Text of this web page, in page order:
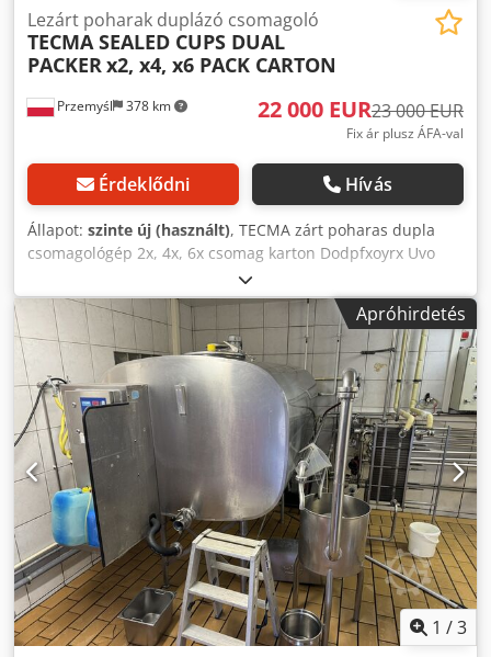
Przemyśl 378 km
Lezárt poharak duplázó csomagoló
TECMA SEALED CUPS DUAL
PACKERx2, x4, x6 PACK CARTON
22 000 EUR23 000 EUR
Fix ár plusz ÁFA-val
Érdeklődni Hívás
Állapot: szinte új (használt), TECMA zárt poharas dupla
csomagológép 2x, 4x, 6x csomag karton Dodpfxoyrx Uvo
Apcswa Gyártási év: 2013 Újszerű állapotban
Franciaországban készült
Apróhirdetés
1 /3